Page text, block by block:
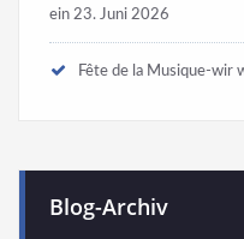
ein 23. Juni 2026
Fête de la Musique-wir
Blog-Archiv